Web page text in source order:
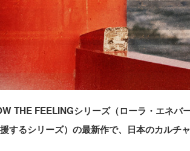
THE FEELINGシリーズ（ローラ・エネバ
するシリーズ）の最新作で、日本のカルチ